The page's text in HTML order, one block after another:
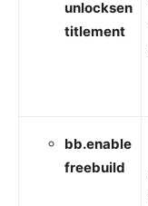
unlocksen
titlement
bb.enable
freebuild